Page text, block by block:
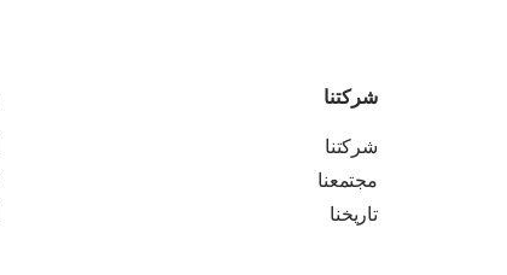
شركتنا
شركتنا
مجتمعنا
تاريخنا